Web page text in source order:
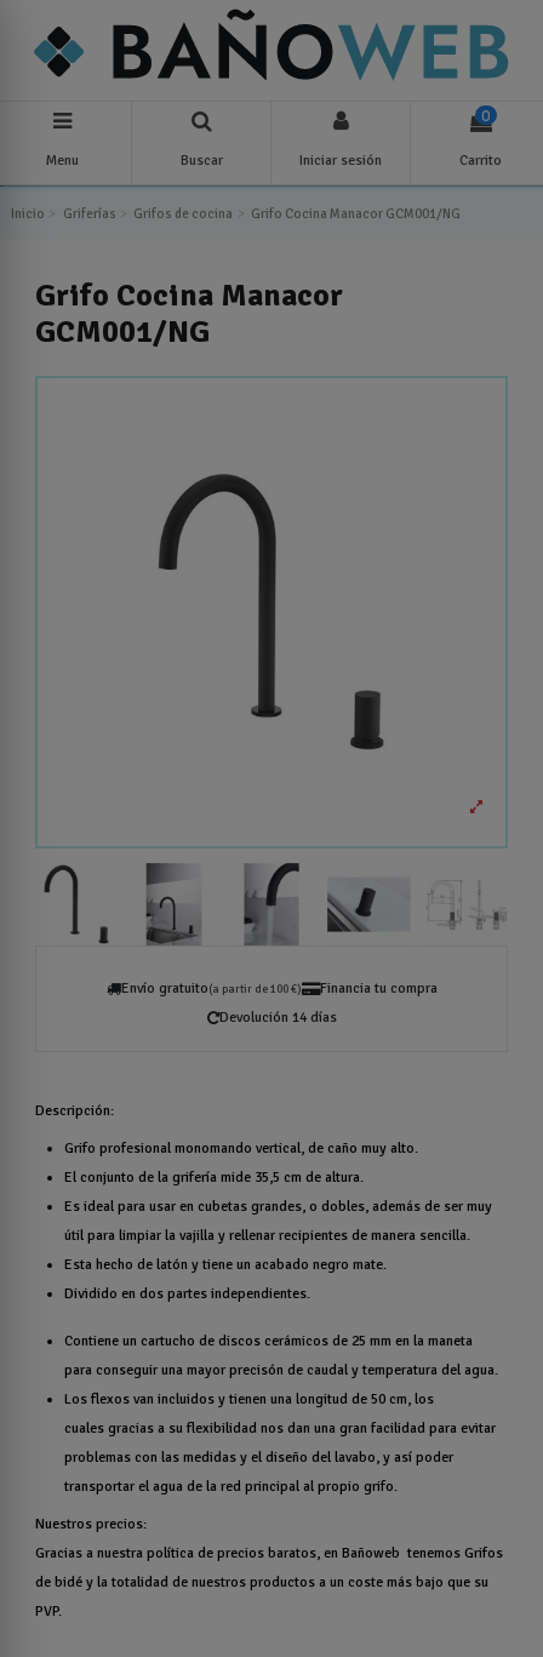
Menu Buscar Iniciar sesión
0
Carrito
Inicio Griferías Grifos de cocina Grifo Cocina Manacor GCM001/NG
Grifo Cocina Manacor
GCM001/NG
Envío gratuito(a partir de 100 €)
Financia tu compra
Devolución 14 días
Descripción:
Grifo profesional monomando vertical, de caño muy alto.
El conjunto de la grifería mide 35,5 cm de altura.
Es ideal para usar en cubetas grandes, o dobles, además de ser muy
útil para limpiar la vajilla y rellenar recipientes de manera sencilla.
Esta hecho de latón y tiene un acabado negro mate.
Dividido en dos partes independientes.
Contiene un cartucho de discos cerámicos de 25 mm en la maneta
para conseguir una mayor precisón de caudal y temperatura del agua.
Los flexos van incluidos y tienen una longitud de 50 cm, los
cuales gracias a su flexibilidad nos dan una gran facilidad para evitar
problemas con las medidas y el diseño del lavabo, y así poder
transportar el agua de la red principal al propio grifo.
Nuestros precios:
Gracias a nuestra política de precios baratos, en Bañoweb tenemos Grifos
de bidé y la totalidad de nuestros productos a un coste más bajo que su
PVP.